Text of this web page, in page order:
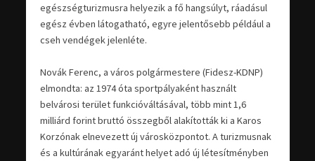
egészségturizmusra helyezik a fő hangsúlyt, ráadásul
egész évben látogatható, egyre jelentősebb például a
cseh vendégek jelenléte.
Novák Ferenc, a város polgármestere (Fidesz-KDNP)
elmondta: az 1974 óta sportpályaként használt
belvárosi terület funkcióváltásával, több mint 1,6
milliárd forint bruttó összegből alakították ki a Karos
Korzónak elnevezett új városközpontot. A turizmusnak
és a kultúrának egyaránt helyet adó új létesítményben